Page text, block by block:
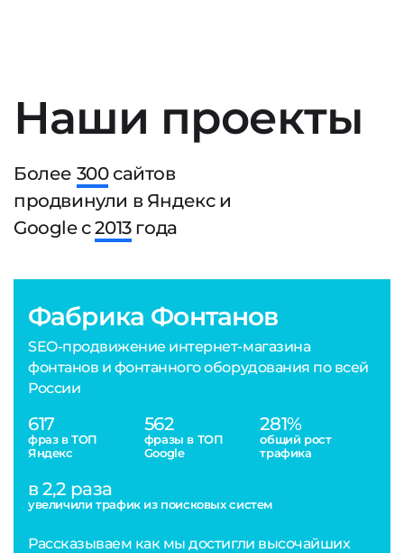
Наши проекты
Более 300сайтов
продвинули в Яндекс и
Google с2013года
Фабрика Фонтанов
SEO-продвижение интернет-магазина
фонтанов и фонтанного оборудования по всей
России
617
фраз в ТОП
Яндекс
562
фразы в ТОП
Google
281%
общий рост
трафика
в 2,2 раза
увеличили трафик из поисковых систем
Рассказываем как мы достигли высочайших